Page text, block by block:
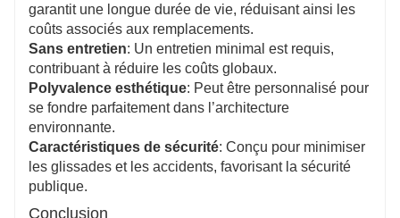
garantit une longue durée de vie, réduisant ainsi les
coûts associés aux remplacements.
Sans entretien: Un entretien minimal est requis,
contribuant à réduire les coûts globaux.
Polyvalence esthétique: Peut être personnalisé pour
se fondre parfaitement dans l’architecture
environnante.
Caractéristiques de sécurité: Conçu pour minimiser
les glissades et les accidents, favorisant la sécurité
publique.
Conclusion